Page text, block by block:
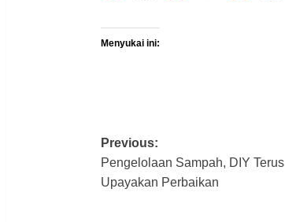
Menyukai ini:
Post
navigation
Previous:
Pengelolaan Sampah, DIY Terus
Upayakan Perbaikan